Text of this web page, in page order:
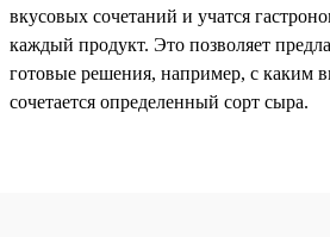
вкусовых сочетаний и учатся
каждый продукт. Это позволяет
готовые решения, например, с каким
сочетается определенный сорт сыра.